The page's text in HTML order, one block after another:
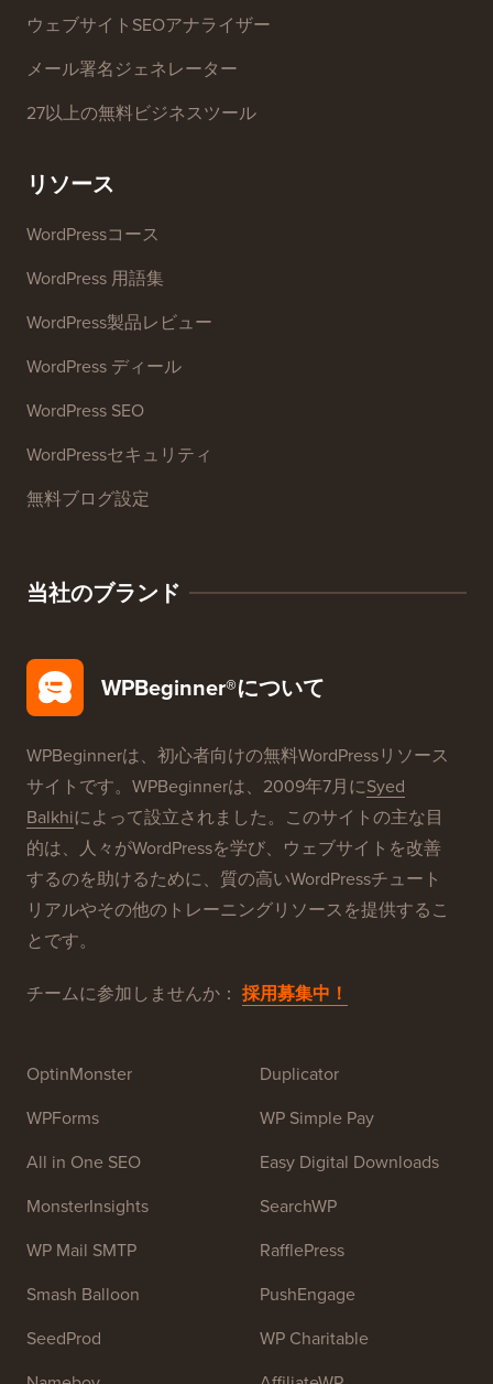
ウェブサイトSEOアナライザー
メール署名ジェネレーター
27以上の無料ビジネスツール
リソース
WordPressコース
WordPress 用語集
WordPress製品レビュー
WordPress ディール
WordPress SEO
WordPressセキュリティ
無料ブログ設定
当社のブランド
WPBeginner®について
WPBeginnerは、初心者向けの無料WordPressリソース
サイトです。WPBeginnerは、2009年7月にSyed
Balkhiによって設立されました。このサイトの主な目
的は、人々がWordPressを学び、ウェブサイトを改善
するのを助けるために、質の高いWordPressチュート
リアルやその他のトレーニングリソースを提供するこ
とです。
チームに参加しませんか： 採用募集中！
OptinMonster
WPForms
All in One SEO
MonsterInsights
WP Mail SMTP
Smash Balloon
SeedProd
Duplicator
WP Simple Pay
Easy Digital Downloads
SearchWP
RafflePress
PushEngage
WP Charitable